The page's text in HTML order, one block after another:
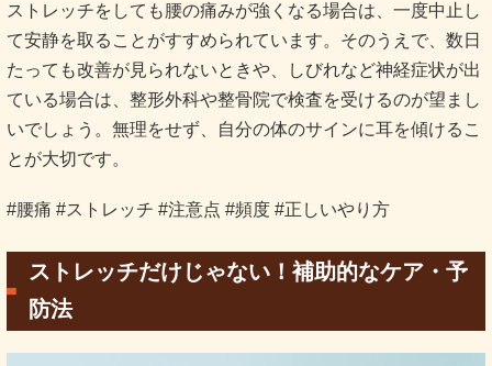
ストレッチをしても腰の痛みが強くなる場合は、一度中止し
て安静を取ることがすすめられています。そのうえで、数日
たっても改善が見られないときや、しびれなど神経症状が出
ている場合は、整形外科や整骨院で検査を受けるのが望まし
いでしょう。無理をせず、自分の体のサインに耳を傾けるこ
とが大切です。
#腰痛 #ストレッチ #注意点 #頻度 #正しいやり方
ストレッチだけじゃない！補助的なケア・予
防法